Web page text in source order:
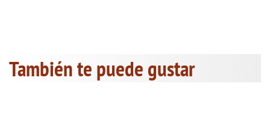
También te puede gustar